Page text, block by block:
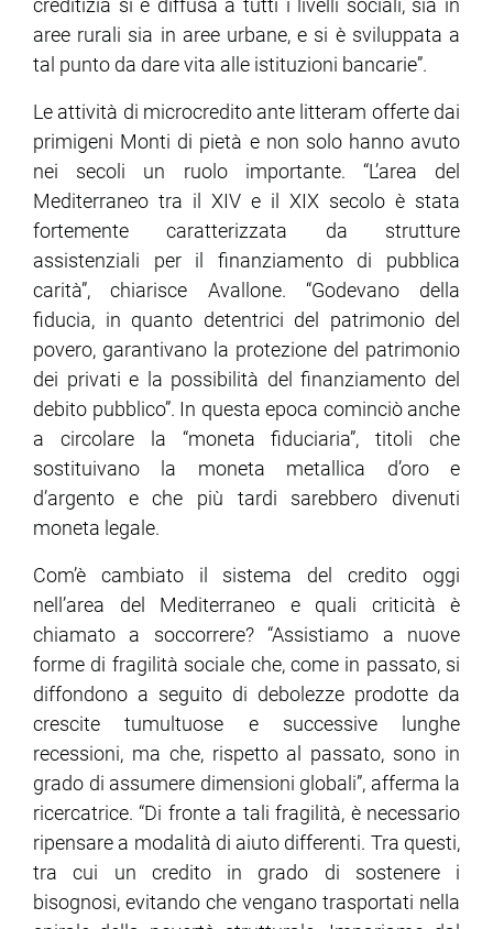
creditizia si è diffusa a tutti i livelli sociali, sia in
aree rurali sia in aree urbane, e si è sviluppata a
tal punto da dare vita alle istituzioni bancarie”.
Le attività di microcredito ante litteram offerte dai
primigeni Monti di pietà e non solo hanno avuto
nei secoli un ruolo importante. “L’area del
Mediterraneo tra il XIV e il XIX secolo è stata
fortemente caratterizzata da strutture
assistenziali per il finanziamento di pubblica
carità”, chiarisce Avallone. “Godevano della
fiducia, in quanto detentrici del patrimonio del
povero, garantivano la protezione del patrimonio
dei privati e la possibilità del finanziamento del
debito pubblico”. In questa epoca cominciò anche
a circolare la “moneta fiduciaria”, titoli che
sostituivano la moneta metallica d’oro e
d’argento e che più tardi sarebbero divenuti
moneta legale.
Com’è cambiato il sistema del credito oggi
nell’area del Mediterraneo e quali criticità è
chiamato a soccorrere? “Assistiamo a nuove
forme di fragilità sociale che, come in passato, si
diffondono a seguito di debolezze prodotte da
crescite tumultuose e successive lunghe
recessioni, ma che, rispetto al passato, sono in
grado di assumere dimensioni globali”, afferma la
ricercatrice. “Di fronte a tali fragilità, è necessario
ripensare a modalità di aiuto differenti. Tra questi,
tra cui un credito in grado di sostenere i
bisognosi, evitando che vengano trasportati nella